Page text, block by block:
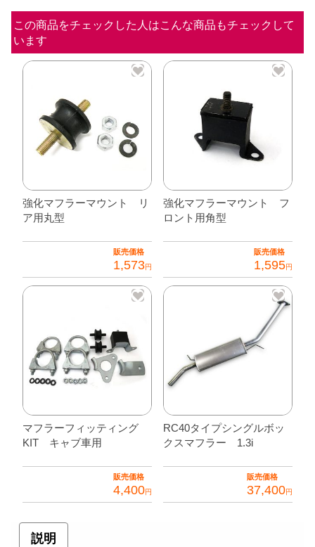
の
み
個
この商品をチェックした人はこんな商品もチェックして
います
強化マフラーマウント リ
ア用丸型
販売価格
1,573円
強化マフラーマウント フ
ロント用角型
販売価格
1,595円
マフラーフィッティング
KIT キャブ車用
販売価格
4,400円
RC40タイプシングルボッ
クスマフラー 1.3i
販売価格
37,400円
説明